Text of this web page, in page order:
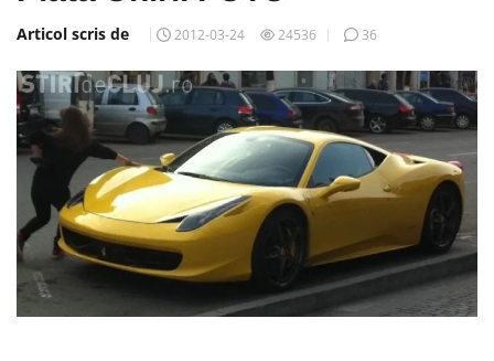
Articol scris de 2012-03-24 24536 36